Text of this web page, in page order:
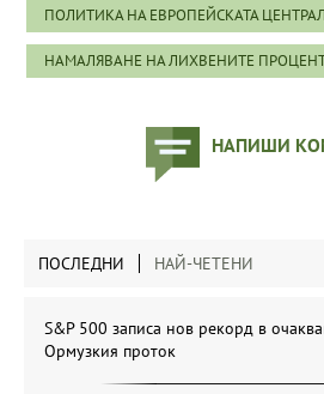
ПОЛИТИКА НА ЕВРОПЕЙСКАТА
НАМАЛЯВАНЕ НА ЛИХВЕНИТЕ
НАПИШИ
ПОСЛЕДНИ НАЙ-ЧЕТЕНИ
S&P 500 записа нов рекорд в
Ормузкия проток